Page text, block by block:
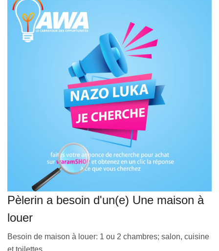
MON COMPTE
AWASHOP
VEILLE JURIDIQUE ET FISCALE
LES ANALYSES
Pèlerin a besoin d'un(e) Une maison à
louer
Besoin de maison à louer: 1 ou 2 chambres; salon, cuisine
et toilettes